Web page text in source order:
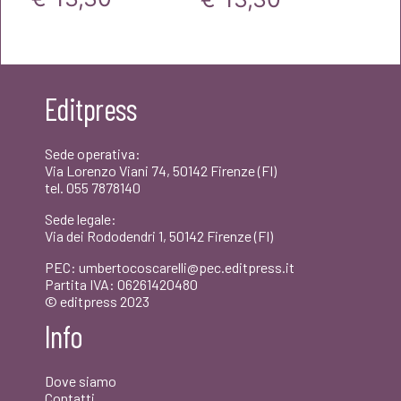
originale
era:
€14,00.
attuale
€13,30.
originaleattuale
Editpress
Sede operativa:
Via Lorenzo Viani 74, 50142 Firenze (FI)
tel. 055 7878140
Sede legale:
Via dei Rododendri 1, 50142 Firenze (FI)
PEC: umbertocoscarelli@pec.editpress.it
Partita IVA: 06261420480
© editpress 2023
Info
Dove siamo
Contatti